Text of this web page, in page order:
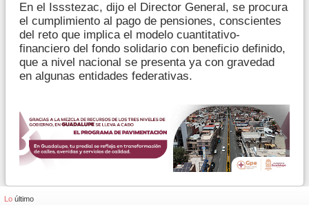
En el Issstezac, dijo el Director General, se procura
el cumplimiento al pago de pensiones, conscientes
del reto que implica el modelo cuantitativo-
financiero del fondo solidario con beneficio definido,
que a nivel nacional se presenta ya con gravedad
en algunas entidades federativas.
Lo último